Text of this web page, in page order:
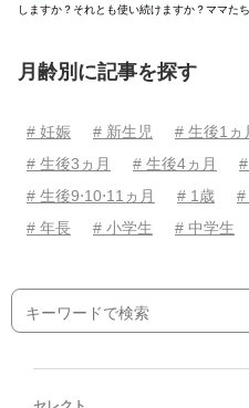
しますか？それとも使い続けますか？ママた
月齢別に記事を探す
# 妊娠 # 新生児 # 生後1ヵ
# 生後3ヵ月
# 生後4ヵ月
# 生後9⋅10⋅11ヵ月
# 1歳 #
# 年長
# 小学生 # 中学生